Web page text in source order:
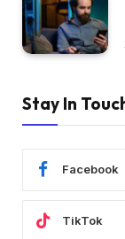
Stay In
Facebook
TikTok